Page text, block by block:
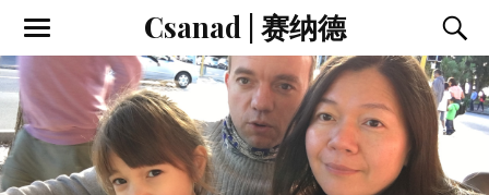
Csanad | 赛纳德